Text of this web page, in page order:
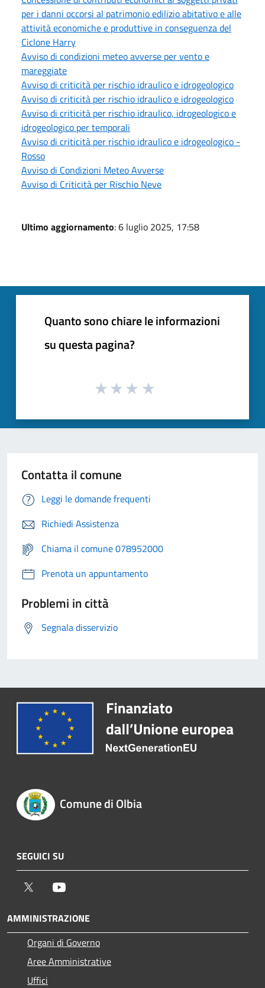
per i danni occorsi al patrimonio edilizio abitativo e alle
attività economiche e produttive in conseguenza del
Ciclone Harry
Avviso di condizioni meteo avverse per vento e
mareggiate
Avviso di criticità per rischio idraulico e idrogeologico
Avviso di criticità per rischio idraulico e idrogeologico
Avviso di criticità per rischio idraulico, idrogeologico e
idrogeologico per temporali
Avviso di criticità per rischio idraulico e idrogeologico -
Rosso
Avviso di Condizioni Meteo Avverse
Avviso di Criticità per Rischio Neve
Ultimo aggiornamento: 6 luglio 2025, 17:58
Quanto sono chiare le informazioni
su questa pagina?
Contatta il comune
Leggi le domande frequenti
Richiedi Assistenza
Chiama il comune 078952000
Prenota un appuntamento
Problemi in città
Segnala disservizio
Comune di Olbia
SEGUICI SU
Twitter
AMMINISTRAZIONE
Organi di Governo
Aree Amministrative
Uffici